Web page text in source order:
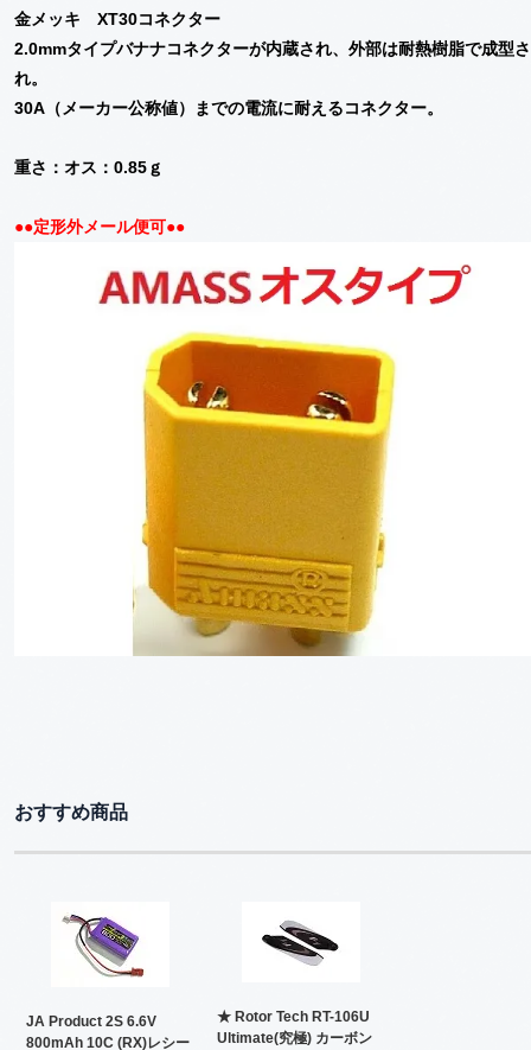
金メッキ XT30コネクター
2.0mmタイプバナナコネクターが内蔵され、外部は耐熱樹脂で成型さ
れ。
30A（メーカー公称値）までの電流に耐えるコネクター。
重さ：オス：0.85ｇ
●●定形外メール便可●●
おすすめ商品
JA Product 2S 6.6V
800mAh 10C (RX)レシー
★ Rotor Tech RT-106U
Ultimate(究極) カーボン